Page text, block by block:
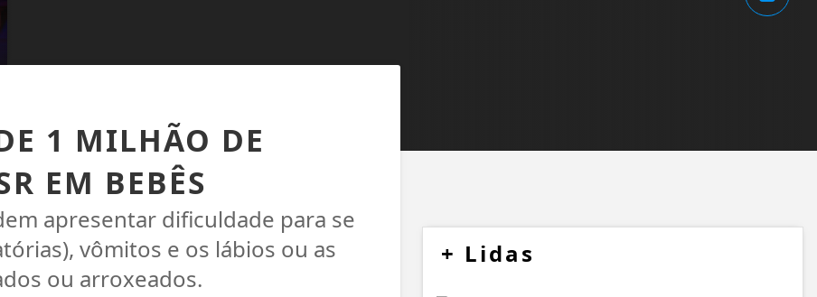
1 MILHÃO DE
EM BEBÊS
apresentar dificuldade para se
vômitos e os lábios ou as
ou arroxeados.
+ Lidas